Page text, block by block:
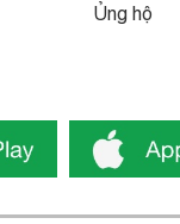
Ủng hộ